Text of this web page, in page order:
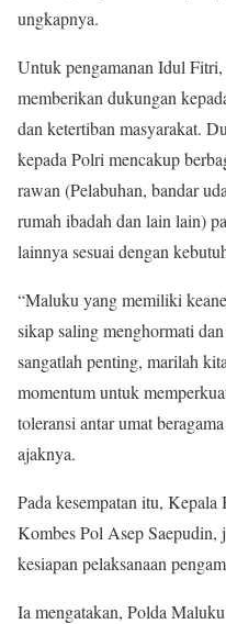
ungkapnya.
Untuk pengamanan Idul
memberikan dukungan
dan ketertiban masyarakat.
kepada Polri mencakup
rawan (Pelabuhan, bandar
rumah ibadah dan lain lain)
lainnya sesuai dengan
“Maluku yang memiliki
sikap saling menghormati
sangatlah penting, marilah
momentum untuk
toleransi antar umat
ajaknya.
Pada kesempatan itu,
Kombes Pol Asep Saepudin,
kesiapan pelaksanaan
Ia mengatakan, Polda